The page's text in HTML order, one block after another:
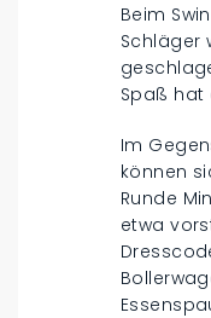
Beim
Schläger
Spaß hat
Im
können
Runde
etwa